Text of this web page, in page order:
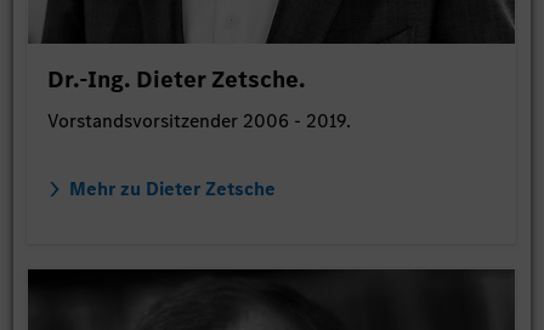
Dr.-Ing. Dieter Zetsche.
Vorstandsvorsitzender 2006 - 2019.
Mehr zu Dieter Zetsche